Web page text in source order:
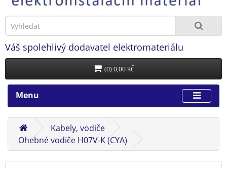
Váš spolehlivý dodavatel elektromateriálu
(0) 0,00 KČ
Menu
Kabely, vodiče
Ohebné vodiče H07V-K (CYA)